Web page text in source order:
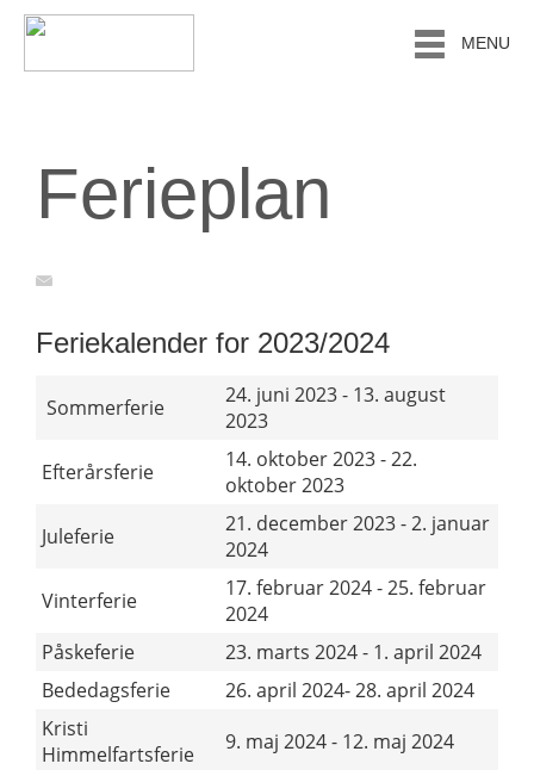
MENU
Ferieplan
Feriekalender for 2023/2024
Sommerferie
24. juni 2023 - 13. august
2023
Efterårsferie
14. oktober 2023 - 22.
oktober 2023
Juleferie
21. december 2023 - 2. januar
2024
Vinterferie
17. februar 2024 - 25. februar
2024
Påskeferie
23. marts 2024 - 1. april 2024
Bededagsferie
26. april 2024- 28. april 2024
Kristi
Himmelfartsferie
9. maj 2024 - 12. maj 2024